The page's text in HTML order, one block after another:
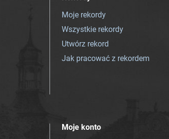
Moje rekordy
Wszystkie rekordy
Utwórz rekord
Jak pracować z rekordem
Moje konto